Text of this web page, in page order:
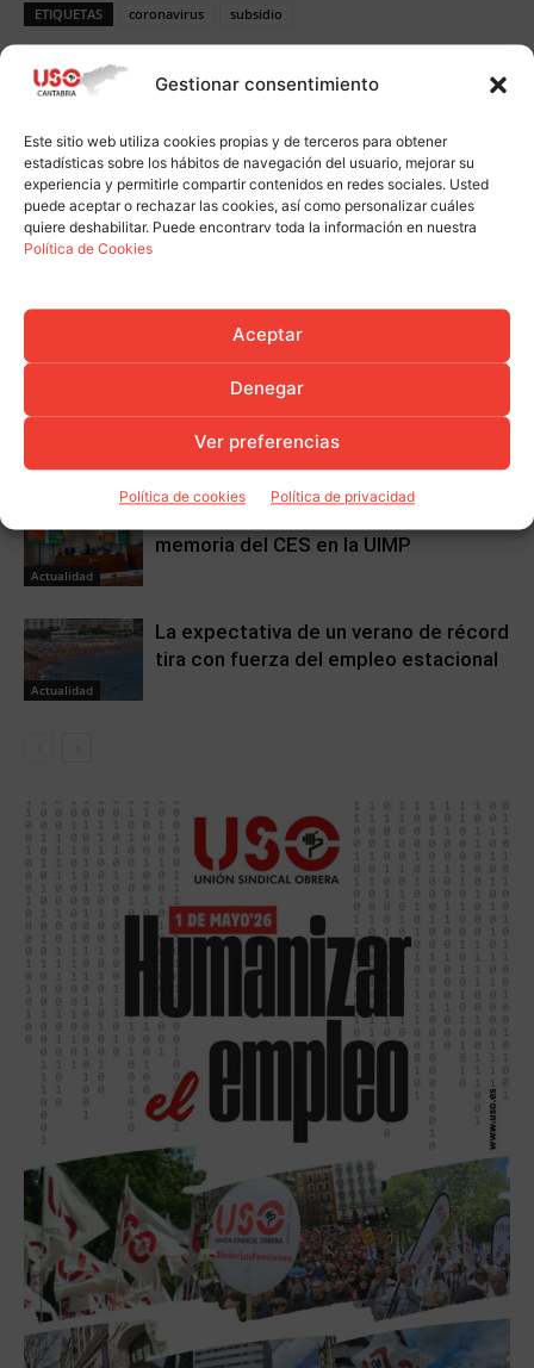
Gestionar consentimiento
Este sitio web utiliza cookies propias y de terceros para obtener
estadísticas sobre los hábitos de navegación del usuario, mejorar su
experiencia y permitirle compartir contenidos en redes sociales. Usted
puede aceptar o rechazar las cookies, así como personalizar cuáles
quiere deshabilitar. Puede encontrarv toda la información en nuestra
Política de Cookies
Aceptar
Denegar
Ver preferencias
Política de cookies Política de privacidad
ETIQUETAS coronavirus subsidio
Artículo anterior Artículo siguiente
Artículos relacionados Más del autor
USO Cantabria advierte del
estancamiento estructural del
mercado laboral pese a la mejora
estacional del empleo
Actualidad
memoria del CES en la UIMP
Actualidad
La expectativa de un verano de récord
tira con fuerza del empleo estacional